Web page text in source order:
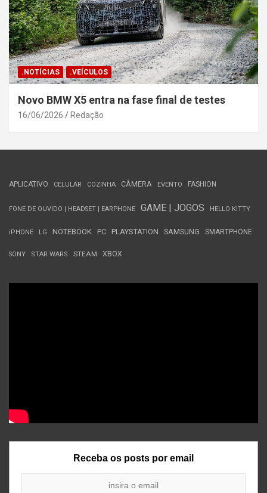
.NOTÍCIAS .VEÍCULOS
Novo BMW X5 entra na fase final de testes
16/06/2026 Redação
APLICATIVO CELULAR COZINHA CÂMERA EVENTO FASHION
FONE DE OUVIDO | HEADSET | EARPHONE GAME | JOGOS HELLO KITTY
iPHONE LG NOTEBOOK PC PLAYSTATION SAMSUNG SMARTPHONE
SONY STAR WARS STEAM XBOX
Receba os posts por email